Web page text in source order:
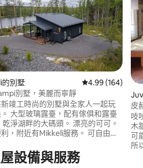
5 的平均評分（滿分 5 分）
別墅 從 164 則評價中
4.99 (164)
別墅，美麗而寧靜
竣工時尚的別墅與全家人一起玩
大型玻璃露臺，配有傢俱和露臺
乾淨湖畔的大碼頭。 漂亮的可可。
，附近有Mikkeli服務。 可自由使
房源，視線範圍內沒有鄰居：
h/aittakurkilampi。只需詢問
皮
吱
木
可
所
設備與服務